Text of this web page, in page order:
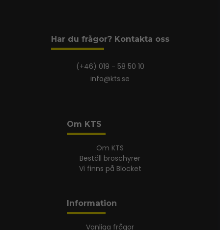
Har du frågor? Kontakta oss
(+46) 019 - 58 50 10
info@kts.se
Om KTS
Om KTS
Beställ broschyrer
Vi finns på Blocket
Information
Vanliga frågor